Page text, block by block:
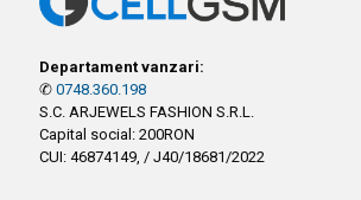
Departament vanzari:
✆ 0748.360.198
S.C. ARJEWELS FASHION S.R.L.
Capital social: 200RON
CUI: 46874149, / J40/18681/2022